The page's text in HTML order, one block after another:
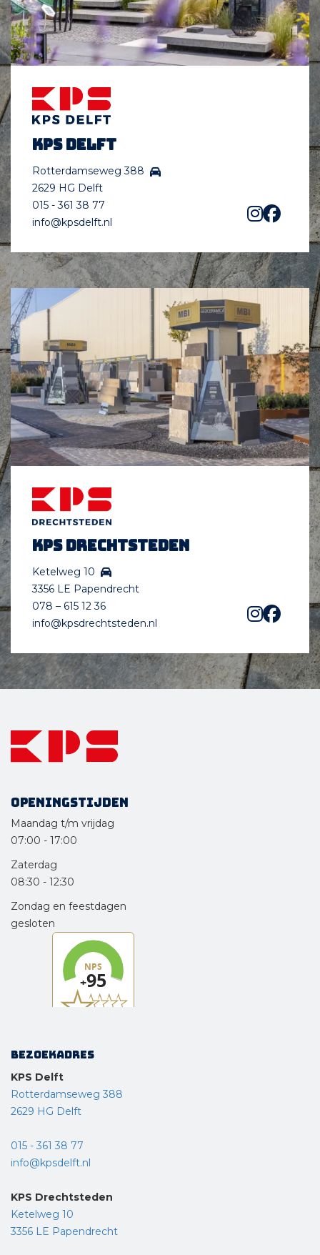
KPS Delft
Rotterdamseweg 388
2629 HG Delft
015 - 361 38 77
info@kpsdelft.nl
KPS Drechtsteden
Ketelweg 10
3356 LE Papendrecht
078 – 615 12 36
info@kpsdrechtsteden.nl
Openingstijden
Maandag t/m vrijdag
07:00 - 17:00
Zaterdag
08:30 - 12:30
Zondag en feestdagen
gesloten
Bezoekadres
KPS Delft
Rotterdamseweg 388
2629 HG Delft
015 - 361 38 77
info@kpsdelft.nl
KPS Drechtsteden
Ketelweg 10
3356 LE Papendrecht